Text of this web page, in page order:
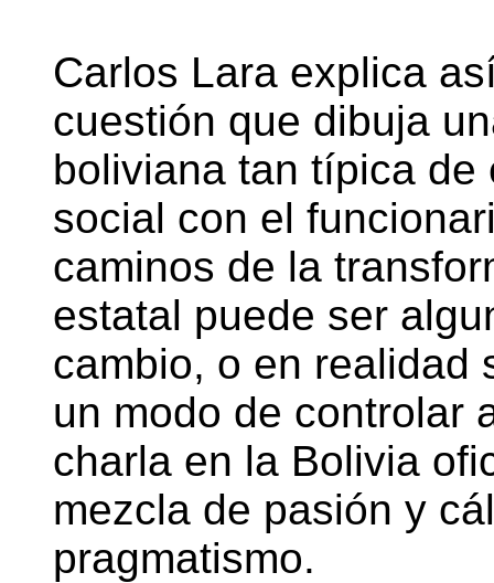
Carlos Lara explica
cuestión que dibuja
boliviana tan típica
social con el
caminos de la
estatal puede ser
cambio, o en realidad
un modo de controlar
charla en la Bolivia
mezcla de pasión y
pragmatismo.